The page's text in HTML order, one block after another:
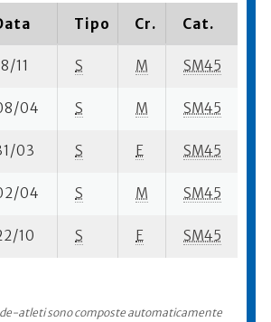
Tipo Cr. Cat.
11 S M SM45
04 S M SM45
03 S E SM45
04 S M SM45
10 S E SM45
atleti sono composte automaticamente